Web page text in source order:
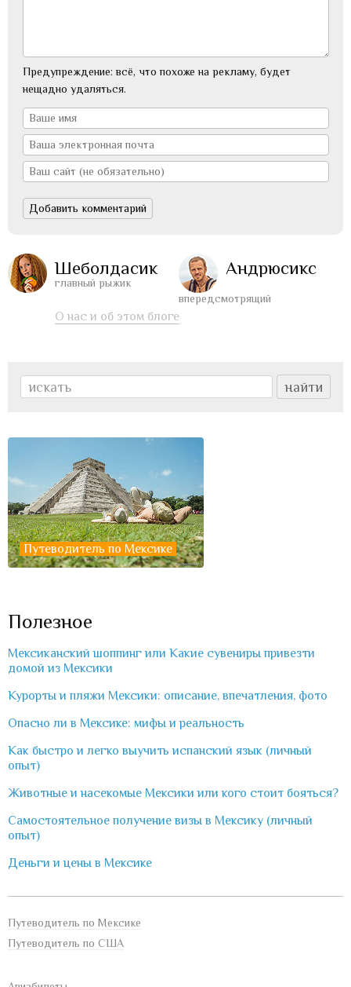
Предупреждение: всё, что похоже на рекламу, будет
нещадно удаляться.
Шеболдасик
главный рыжик
Андрюсикс
впередсмотрящий
О нас и об этом блоге
Путеводитель по Мексике
Полезное
Мексиканский шоппинг или Какие сувениры привезти
домой из Мексики
Курорты и пляжи Мексики: описание, впечатления, фото
Опасно ли в Мексике: мифы и реальность
Как быстро и легко выучить испанский язык (личный
опыт)
Животные и насекомые Мексики или кого стоит бояться?
Самостоятельное получение визы в Мексику (личный
опыт)
Деньги и цены в Мексике
Путеводитель по Мексике
Путеводитель по США